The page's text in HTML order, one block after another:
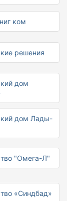
ком
решения
дом
дом Лады-
"Омега-Л"
«Синдбад»